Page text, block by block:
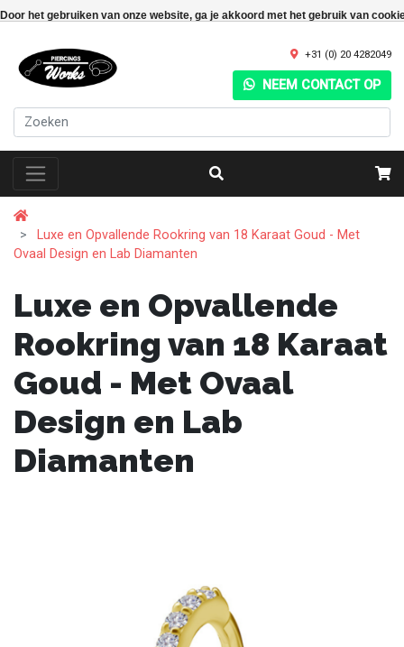
Door het gebruiken van onze website, ga je akkoord met het gebruik van
+31 (0) 20 4282049
NEEM CONTACT OP
Luxe en Opvallende Rookring van 18 Karaat Goud - Met
Ovaal Design en Lab Diamanten
Luxe en Opvallende
Rookring van 18 Karaat
Goud - Met Ovaal
Design en Lab
Diamanten